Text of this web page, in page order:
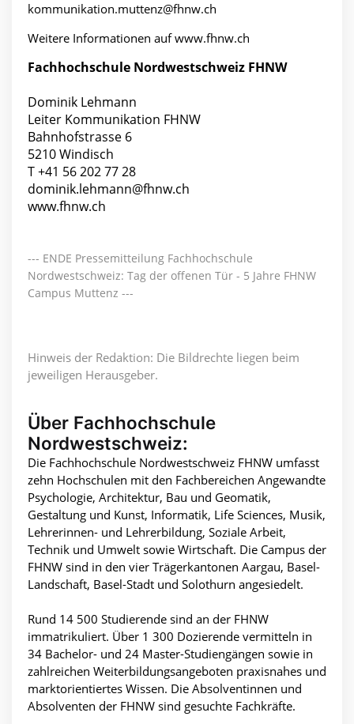
kommunikation.muttenz@fhnw.ch
Weitere Informationen aufwww.fhnw.ch
Fachhochschule Nordwestschweiz FHNW
Dominik Lehmann
Leiter Kommunikation FHNW
Bahnhofstrasse 6
5210 Windisch
T +41 56 202 77 28
dominik.lehmann@fhnw.ch
www.fhnw.ch
--- ENDE Pressemitteilung Fachhochschule
Nordwestschweiz: Tag der offenen Tür - 5 Jahre FHNW
Campus Muttenz ---
Hinweis der Redaktion: Die Bildrechte liegen beim
jeweiligen Herausgeber.
Über Fachhochschule
Nordwestschweiz:
Die Fachhochschule Nordwestschweiz FHNW umfasst
zehn Hochschulen mit den Fachbereichen Angewandte
Psychologie, Architektur, Bau und Geomatik,
Gestaltung und Kunst, Informatik, Life Sciences, Musik,
Lehrerinnen- und Lehrerbildung, Soziale Arbeit,
Technik und Umwelt sowie Wirtschaft. Die Campus der
FHNW sind in den vier Trägerkantonen Aargau, Basel-
Landschaft, Basel-Stadt und Solothurn angesiedelt.
Rund 14 500 Studierende sind an der FHNW
immatrikuliert. Über 1 300 Dozierende vermitteln in
34 Bachelor- und 24 Master-Studiengängen sowie in
zahlreichen Weiterbildungsangeboten praxisnahes und
marktorientiertes Wissen. Die Absolventinnen und
Absolventen der FHNW sind gesuchte Fachkräfte.